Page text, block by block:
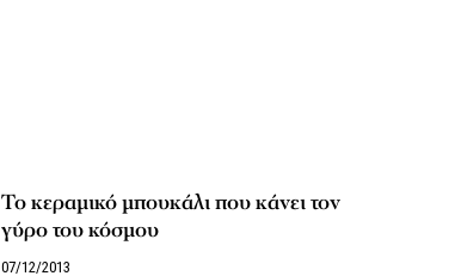
Το κεραμικό μπουκάλι που κάνει τον
γύρο του κόσμου
07/12/2013